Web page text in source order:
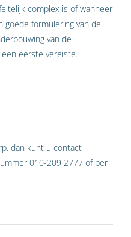
complex is of wanneer
goede formulering van de
van de
eerste vereiste.
dan kunt u contact
010-209 2777 of per